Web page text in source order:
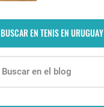
BUSCAR EN TENIS EN URUGUAY